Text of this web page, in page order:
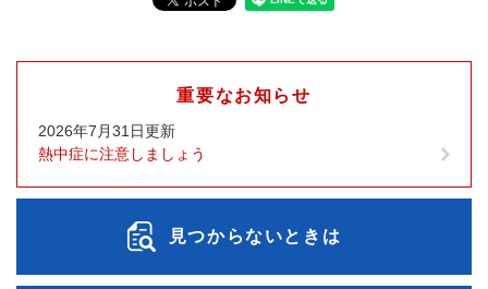
重要なお知らせ
2026年7月31日更新
熱中症に注意しましょう
見つからないときは